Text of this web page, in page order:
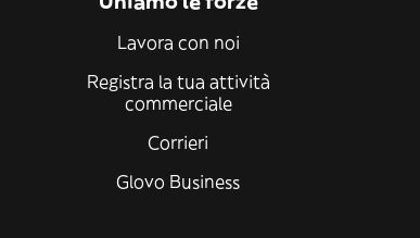
Lavora con noi
Registra la tua attività
commerciale
Corrieri
Glovo Business